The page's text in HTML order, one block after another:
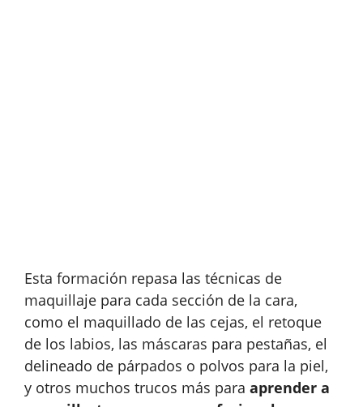
Esta formación repasa las técnicas de
maquillaje para cada sección de la cara,
como el maquillado de las cejas, el retoque
de los labios, las máscaras para pestañas, el
delineado de párpados o polvos para la piel,
y otros muchos trucos más para aprender a